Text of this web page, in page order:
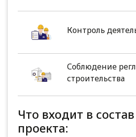
Контроль
Соблюдение
строительства
Что входит в
проекта: